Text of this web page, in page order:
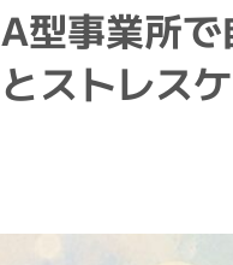
型事業所
ストレス